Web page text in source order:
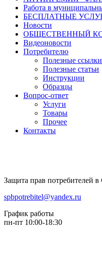
Работа в
БЕСПЛАТНЫЕ
Новости
ОБЩЕСТВЕННЫЙ
Видеоновости
Потребителю
Полезные ссылки
Полезные статьи
Инструкции
Образцы
Вопрос-ответ
Услуги
Товары
Прочее
Контакты
Защита прав потребителей в
spbpotrebitel@yandex.ru
График работы
пн-пт 10:00-18:30